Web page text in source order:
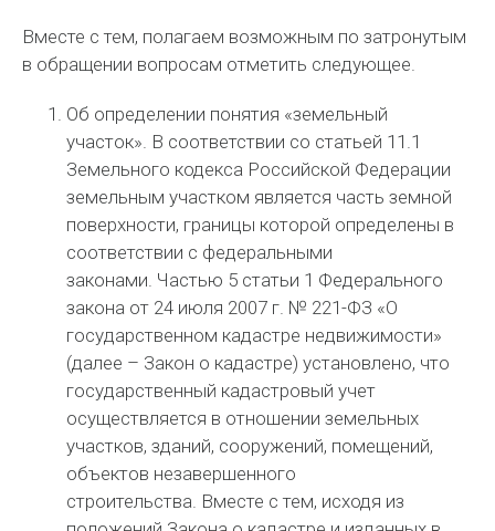
Вместе с тем, полагаем возможным по затронутым
в обращении вопросам отметить следующее.
Об определении понятия «земельный
участок». В соответствии со статьей 11.1
Земельного кодекса Российской Федерации
земельным участком является часть земной
поверхности, границы которой определены в
соответствии с федеральными
законами. Частью 5 статьи 1 Федерального
закона от 24 июля 2007 г. № 221-ФЗ «О
государственном кадастре недвижимости»
(далее – Закон о кадастре) установлено, что
государственный кадастровый учет
осуществляется в отношении земельных
участков, зданий, сооружений, помещений,
объектов незавершенного
строительства. Вместе с тем, исходя из